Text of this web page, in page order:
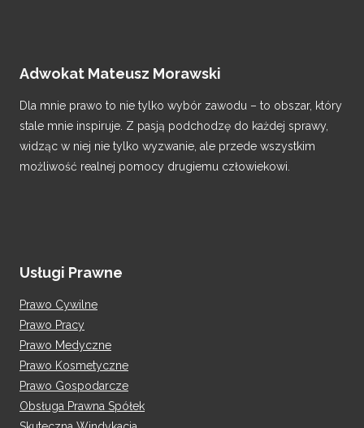
Adwokat Mateusz Morawski
Dla mnie prawo to nie tylko wybór zawodu – to obszar, który
stale mnie inspiruje. Z pasją podchodzę do każdej sprawy,
widząc w niej nie tylko wyzwanie, ale przede wszystkim
możliwość realnej pomocy drugiemu człowiekowi.
Usługi Prawne
Prawo Cywilne
Prawo Pracy
Prawo Medyczne
Prawo Kosmetyczne
Prawo Gospodarcze
Obsługa Prawna Spółek